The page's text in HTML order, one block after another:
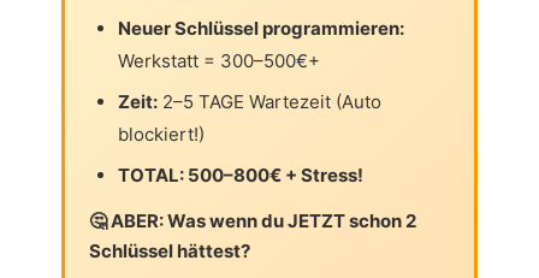
Neuer Schlüssel programmieren:
Werkstatt = 300–500€+
Zeit: 2–5 TAGE Wartezeit (Auto
blockiert!)
TOTAL: 500–800€ + Stress!
🤔 ABER: Was wenn du JETZT schon 2
Schlüssel hättest?